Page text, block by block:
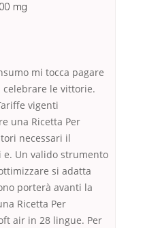
mg
mi tocca pagare
le vittorie.
vigenti
una Ricetta Per
necessari il
Un valido strumento
si adatta
porterà avanti la
Ricetta Per
air in 28 lingue. Per